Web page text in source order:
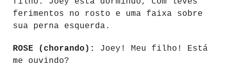
ferimentos no rosto e uma faixa sobre
sua perna esquerda.
ROSE (chorando):
Joey! Meu filho! Está
me ouvindo?